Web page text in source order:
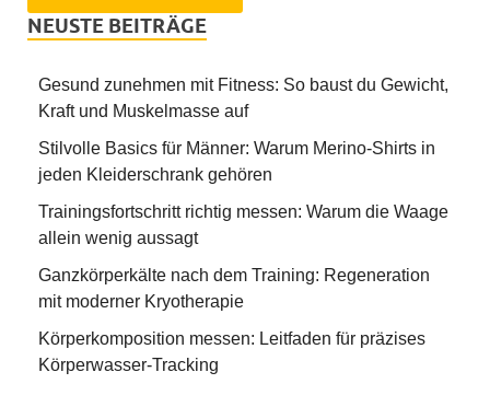
NEUSTE BEITRÄGE
Gesund zunehmen mit Fitness: So baust du Gewicht,
Kraft und Muskelmasse auf
Stilvolle Basics für Männer: Warum Merino-Shirts in
jeden Kleiderschrank gehören
Trainingsfortschritt richtig messen: Warum die Waage
allein wenig aussagt
Ganzkörperkälte nach dem Training: Regeneration
mit moderner Kryotherapie
Körperkomposition messen: Leitfaden für präzises
Körperwasser-Tracking